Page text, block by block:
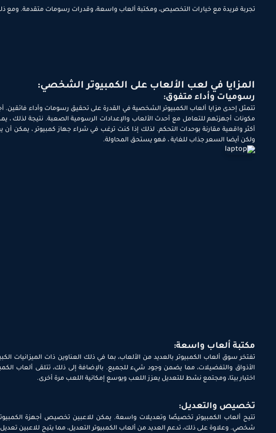
تجربة فريدة مع خيارات التخصيص، ومكتبة ألعاب واسعة، وقدرات رسومات متقدمة. ومع
المزايا في لعب الألعاب على الكمبيوتر الشخصي:
رسوميات وأداء متفوق:
تتمثل إحدى مزايا ألعاب الكمبيوتر الشخصية في القدرة على تحقيق رسومات وأداء فائقين.
مكونات أجهزتهم للتعامل مع أحدث الألعاب والإعدادات الرسومية الصعبة. نتيجة لذلك ،
أكثر واقعية مقارنة بوحدات التحكم. لذلك إذا كنت ترغب في شراء جهاز كمبيوتر ، يمكن أن
ولكن أيضا السعر جذاب للغاية ، فهو يستحق المحاولة.
مكتبة ألعاب واسعة:
تفتخر سوق ألعاب الكمبيوتر بالعديد من الألعاب، بما في ذلك العناوين ذات الميزانيات
الأذواق والتفضيلات، مما يضمن وجود شيء للجميع. بالإضافة إلى ذلك، تتلقى ألعاب
اختبار بيتا، ومجتمع نشط للتعديل يعزز اللعب ويوسع إمكانية اللعب مرة أخرى.
تخصيص والتعديل:
تتيح ألعاب الكمبيوتر تخصيصًا وتعديلات واسعة. يمكن للاعبين تخصيص أجهزة
شخصي. وعلاوة على ذلك، تدعم العديد من ألعاب الكمبيوتر التعديل، مما يتيح للاعبين